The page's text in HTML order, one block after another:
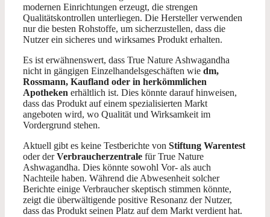
modernen Einrichtungen erzeugt, die strengen
Qualitätskontrollen unterliegen. Die Hersteller verwenden
nur die besten Rohstoffe, um sicherzustellen, dass die
Nutzer ein sicheres und wirksames Produkt erhalten.
Es ist erwähnenswert, dass True Nature Ashwagandha
nicht in gängigen Einzelhandelsgeschäften wie dm,
Rossmann, Kaufland oder in herkömmlichen
Apotheken erhältlich ist. Dies könnte darauf hinweisen,
dass das Produkt auf einem spezialisierten Markt
angeboten wird, wo Qualität und Wirksamkeit im
Vordergrund stehen.
Aktuell gibt es keine Testberichte von Stiftung Warentest
oder derVerbraucherzentrale für True Nature
Ashwagandha. Dies könnte sowohl Vor- als auch
Nachteile haben. Während die Abwesenheit solcher
Berichte einige Verbraucher skeptisch stimmen könnte,
zeigt die überwältigende positive Resonanz der Nutzer,
dass das Produkt seinen Platz auf dem Markt verdient hat.